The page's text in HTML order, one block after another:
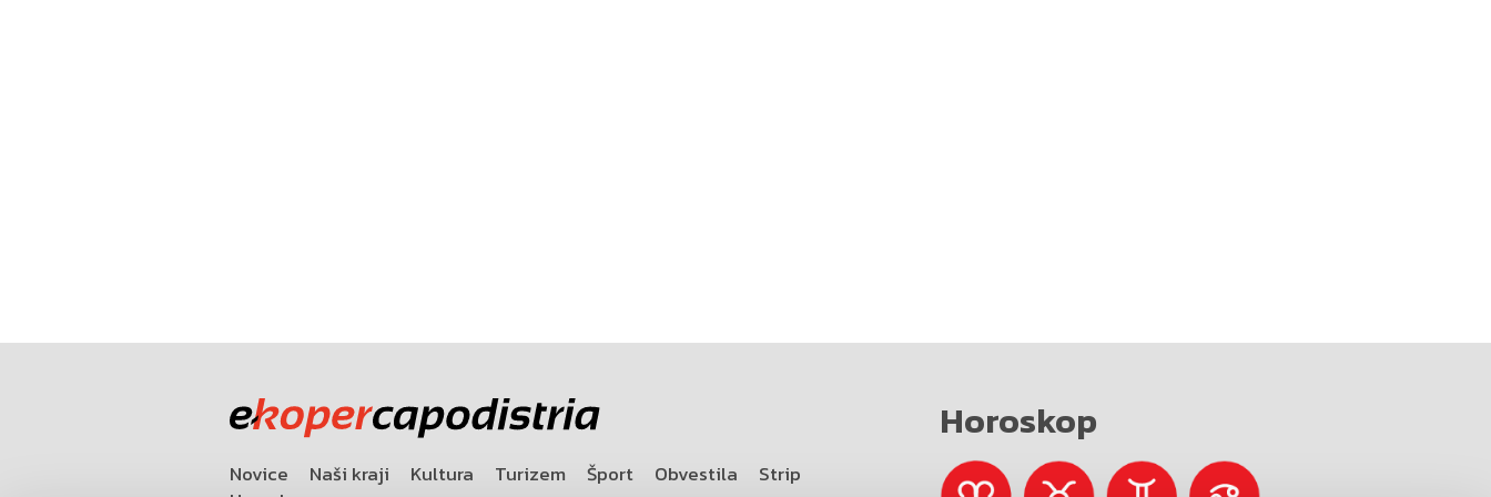
Novice Naši kraji Kultura Turizem Šport Obvestila
Strip
Horoskop